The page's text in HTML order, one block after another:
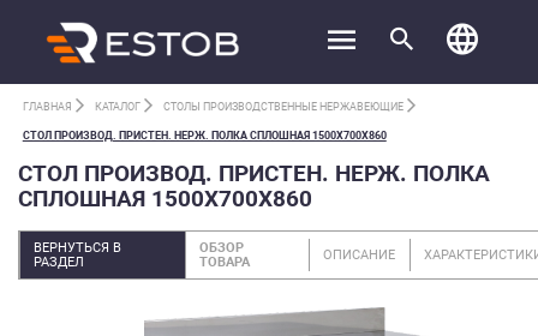
ГЛАВНАЯ КАТАЛОГ СТОЛЫ ПРОИЗВОДСТВЕННЫЕ НЕРЖАВЕЮЩИЕ
СТОЛ ПРОИЗВОД. ПРИСТЕН. НЕРЖ. ПОЛКА СПЛОШНАЯ 1500Х700Х860
СТОЛ ПРОИЗВОД. ПРИСТЕН. НЕРЖ. ПОЛКА
СПЛОШНАЯ 1500Х700Х860
ВЕРНУТЬСЯ В
РАЗДЕЛ
ОБЗОР
ТОВАРА
ОПИСАНИЕ